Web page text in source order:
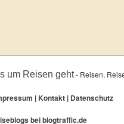
um Reisen geht- Reisen,
| Kontakt | Datenschutz